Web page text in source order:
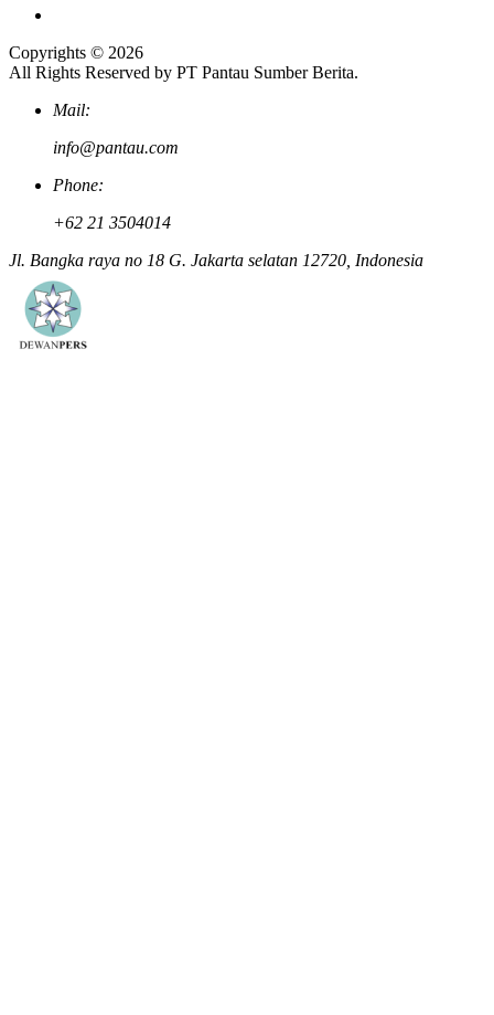
Copyrights © 2026
All Rights Reserved by PT Pantau Sumber Berita.
Mail:
info@pantau.com
Phone:
+62 21 3504014
Jl. Bangka raya no 18 G. Jakarta selatan 12720, Indonesia